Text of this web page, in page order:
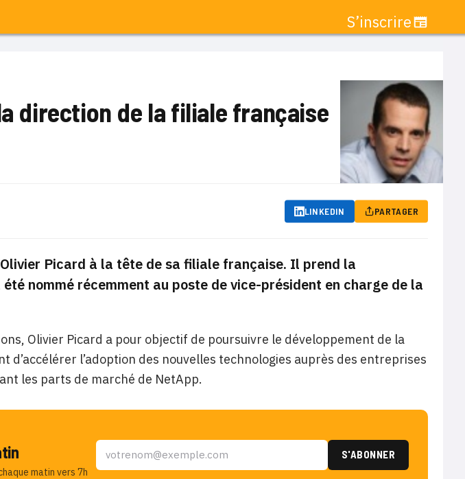
S’inscrire
direction de la filiale française
LINKEDIN PARTAGER
Picard à la tête de sa filiale française. Il prend la
nommé récemment au poste de vice-président en charge de la
Olivier Picard a pour objectif de poursuivre le développement de la
d’accélérer l’adoption des nouvelles technologies auprès des entreprises
les parts de marché de NetApp.
matin vers 7h